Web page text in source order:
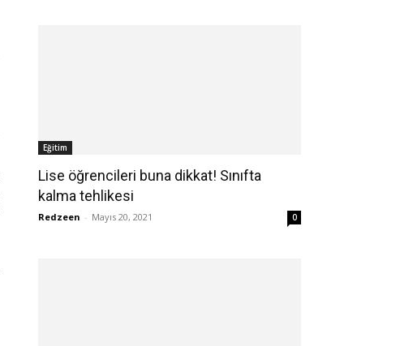
Eğitim
Lise öğrencileri buna dikkat! Sınıfta
kalma tehlikesi
Redzeen - Mayıs 20, 2021 0